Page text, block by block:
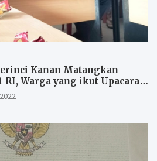
Kanan Matangkan
RI, Warga yang ikut Upacara